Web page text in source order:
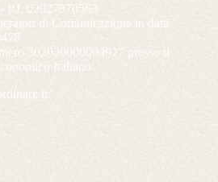
- P.I. 02027870563
di Comunicazione in data
302020000004927 presso il
Italiano